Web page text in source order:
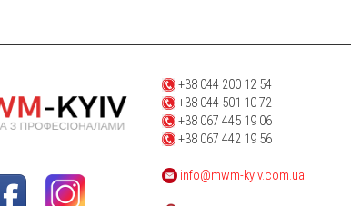
+38 044 200 12 54
+38 044 501 10 72
+38 067 445 19 06
+38 067 442 19 56
info@mwm-kyiv.com.ua